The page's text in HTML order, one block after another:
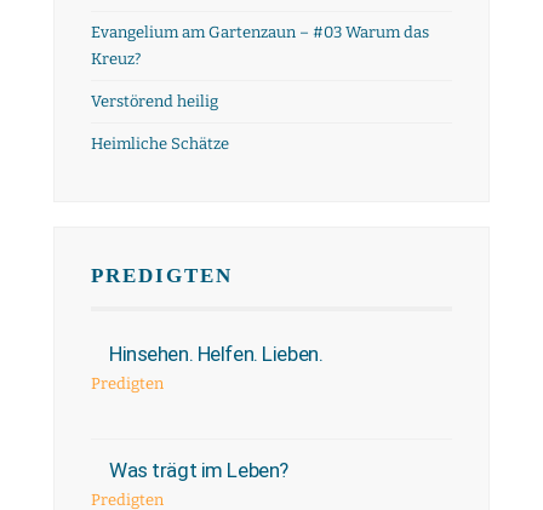
Evangelium am Gartenzaun – #03 Warum das
Kreuz?
Verstörend heilig
Heimliche Schätze
PREDIGTEN
Hinsehen. Helfen. Lieben.
Predigten
Was trägt im Leben?
Predigten